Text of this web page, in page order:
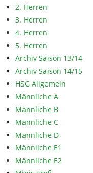
2. Herren
3. Herren
4. Herren
5. Herren
Archiv Saison 13/14
Archiv Saison 14/15
HSG Allgemein
Männliche A
Männliche B
Männliche C
Männliche D
Männliche E1
Männliche E2